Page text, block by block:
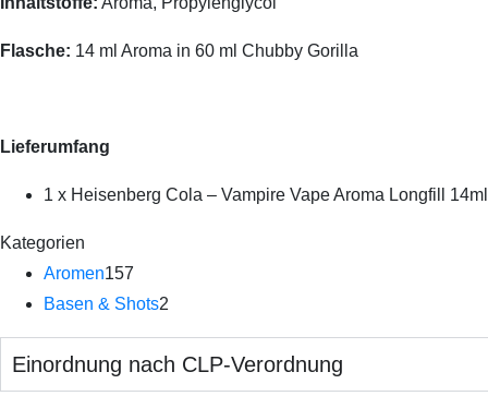
Flasche: 14 ml Aroma in 60 ml Chubby Gorilla
Lieferumfang
1 x Heisenberg Cola – Vampire Vape Aroma Longfill 14ml
Kategorien
Aromen157
Basen & Shots2
Einordnung nach CLP-Verordnung